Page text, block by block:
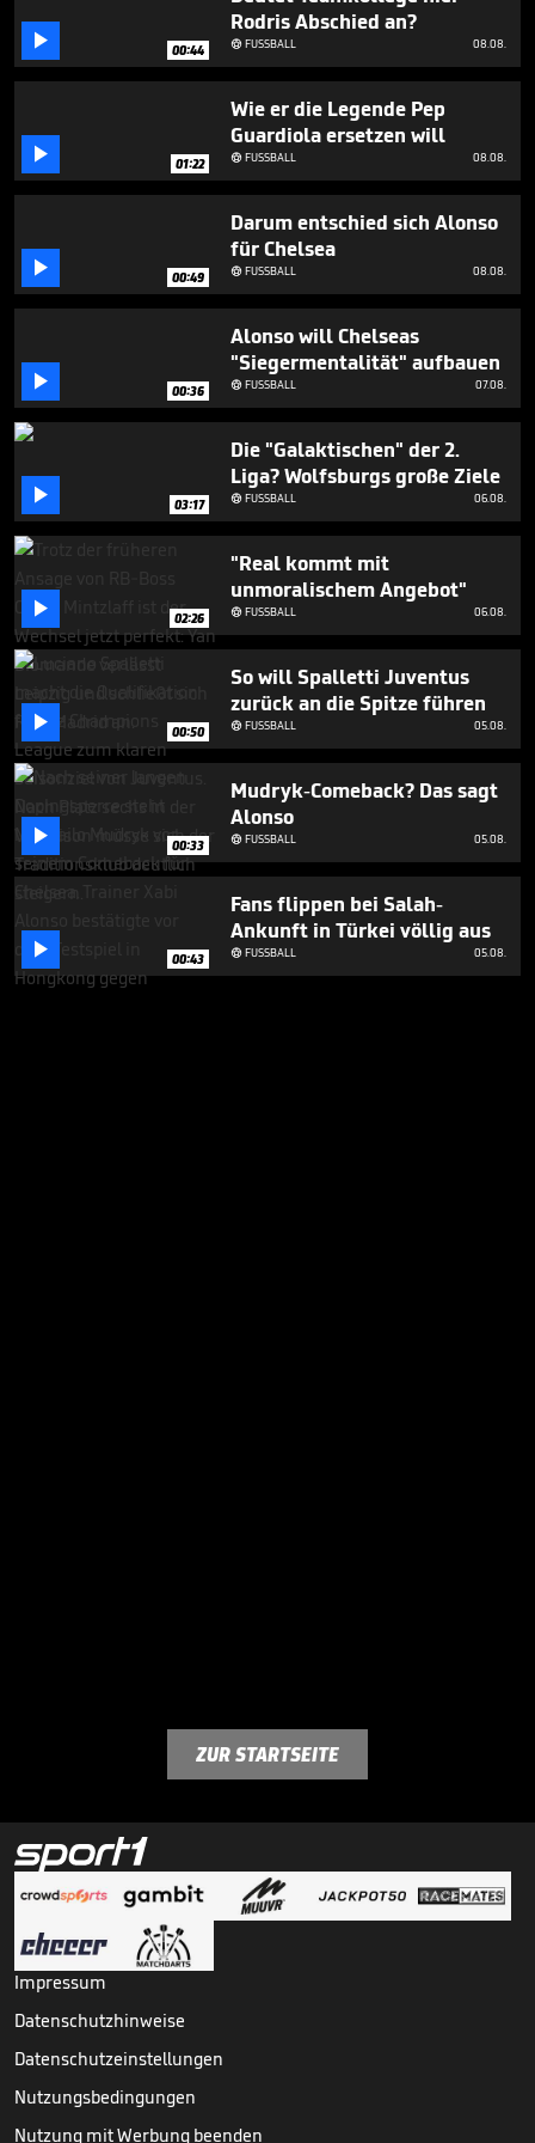
minutes,
seconds
 00:44
Rodris Abschied an?
FUSSBALL 08.08.
 01:22
Wie er die Legende Pep
Guardiola ersetzen will
FUSSBALL 08.08.
 00:49
Darum entschied sich Alonso
für Chelsea
FUSSBALL 08.08.
 00:36
Alonso will Chelseas
"Siegermentalität" aufbauen
FUSSBALL 07.08.
 03:17
Die "Galaktischen" der 2.
Liga? Wolfsburgs große Ziele
FUSSBALL 06.08.
 02:26
"Real kommt mit
unmoralischem Angebot"
FUSSBALL 06.08.
 00:50
So will Spalletti Juventus
zurück an die Spitze führen
FUSSBALL 05.08.
 00:33
Mudryk-Comeback? Das sagt
Alonso
FUSSBALL 05.08.
 00:43
Fans flippen bei Salah-
Ankunft in Türkei völlig aus
FUSSBALL 05.08.
ZUR STARTSEITE
Impressum
Datenschutzhinweise
Datenschutzeinstellungen
Nutzungsbedingungen
Nutzung mit Werbung beenden